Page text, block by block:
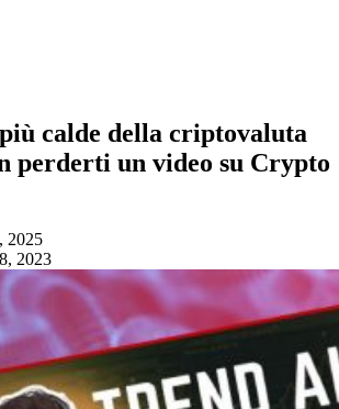
calde della criptovaluta
perderti un video su Crypto
2025
2023